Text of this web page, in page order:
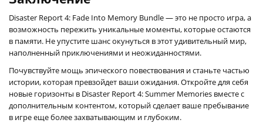
Disaster Report 4: Fade Into Memory Bundle — это не просто игра, а
возможность пережить уникальные моменты, которые остаются
в памяти. Не упустите шанс окунуться в этот удивительный мир,
наполненный приключениями и неожиданностями.
Почувствуйте мощь эпического повествования и станьте частью
истории, которая превзойдет ваши ожидания. Откройте для себя
новые горизонты в Disaster Report 4: Summer Memories вместе с
дополнительным контентом, который сделает ваше пребывание
в игре еще более захватывающим и глубоким.